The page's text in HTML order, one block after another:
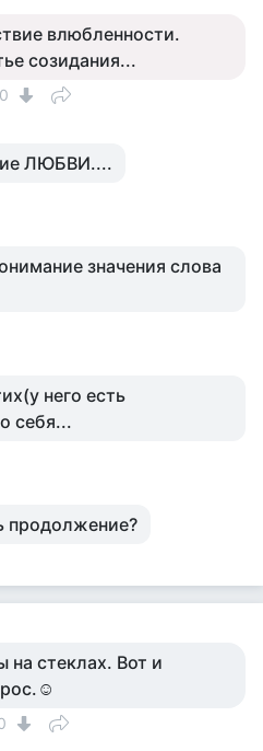
влюбленности.
созидания...
0
ЛЮБВИ....
значения слова
него есть
себя...
продолжение?
на стеклах. Вот и